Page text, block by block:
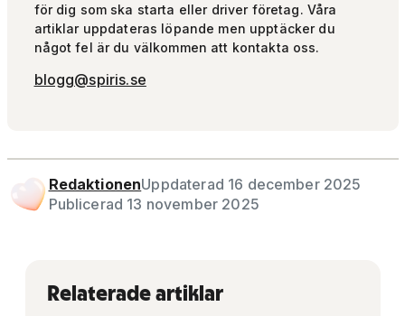
för dig som ska starta eller driver företag. Våra
artiklar uppdateras löpande men upptäcker du
något fel är du välkommen att kontakta oss.
blogg@spiris.se
RedaktionenUppdaterad 16 december 2025
Publicerad 13 november 2025
Relaterade artiklar